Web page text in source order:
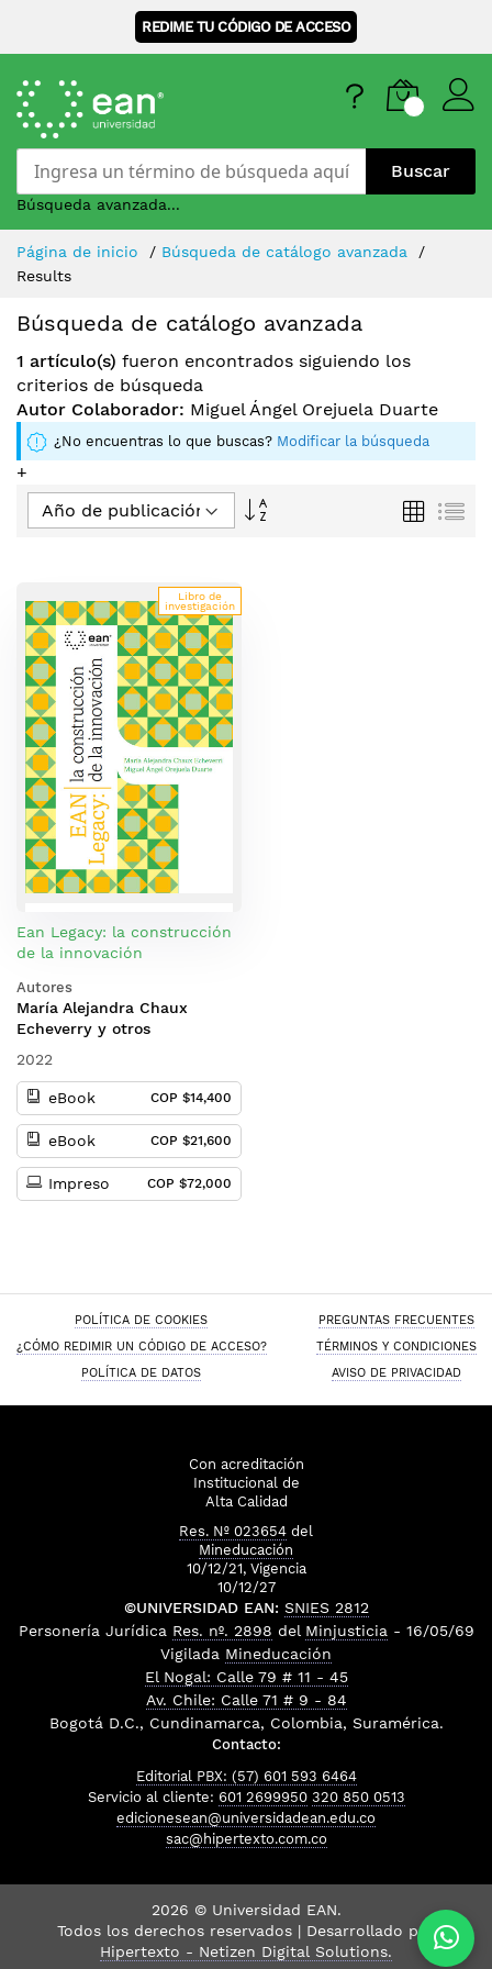
REDIME TU CÓDIGO DE ACCESO
Buscar
Búsqueda avanzada...
Skip
Content
Página de inicio
Búsqueda de catálogo avanzada
Results
Búsqueda de catálogo avanzada
1 artículo(s) fueron encontrados siguiendo los
criterios de búsqueda
Autor Colaborador: Miguel Ángel Orejuela Duarte
¿No encuentras lo que buscas? Modificar la búsqueda
+
Fijar
Parrilla
Libro de
investigación
Ean Legacy: la construcción
de la innovación
Autores
María Alejandra Chaux
Echeverry y otros
2022
eBook COP $14,400
eBook COP $21,600
Impreso COP $72,000
POLÍTICA DE COOKIES
PREGUNTAS FRECUENTES
¿CÓMO REDIMIR UN CÓDIGO DE ACCESO?
TÉRMINOS Y CONDICIONES
POLÍTICA DE DATOS
AVISO DE PRIVACIDAD
Con acreditación
Institucional de
Alta Calidad
Res. Nº 023654 del
Mineducación
10/12/21, Vigencia
10/12/27
©UNIVERSIDAD EAN: SNIES 2812
Personería Jurídica Res. nº. 2898 del Minjusticia - 16/05/69
Vigilada Mineducación
El Nogal: Calle 79 # 11 - 45
Av. Chile: Calle 71 # 9 - 84
Bogotá D.C., Cundinamarca, Colombia, Suramérica.
Contacto:
Editorial PBX: (57) 601 593 6464
Servicio al cliente: 601 2699950 320 850 0513
edicionesean@universidadean.edu.co
sac@hipertexto.com.co
2026 © Universidad EAN.
Todos los derechos reservados | Desarrollado por
Hipertexto - Netizen Digital Solutions.